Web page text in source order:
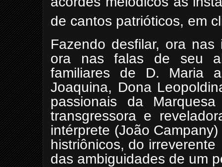
de cantos patrióticos, em
Fazendo desfilar, ora
ora nas falas de seu
familiares de D. Maria
Joaquina, Dona
passionais da
transgressora e
intérprete (João
histriônicos, do irreverente
das ambiguidades de um